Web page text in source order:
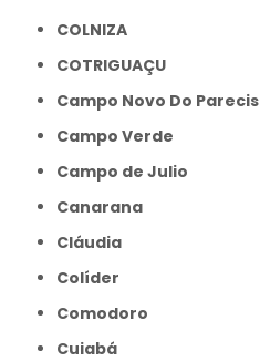
COLNIZA
COTRIGUAÇU
Campo Novo Do Parecis
Campo Verde
Campo de Julio
Canarana
Cláudia
Colíder
Comodoro
Cuiabá